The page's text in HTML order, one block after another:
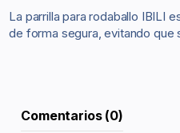
La parrilla para rodaballo IBILI
de forma segura, evitando que
Comentarios (0)